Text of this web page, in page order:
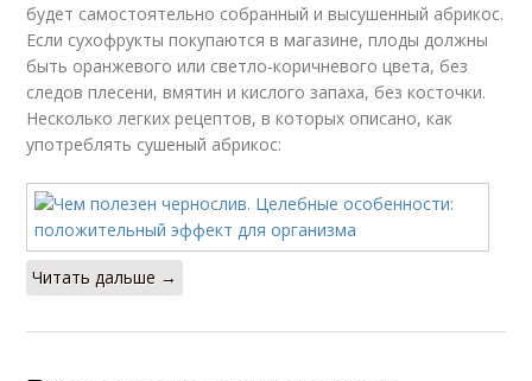
будет самостоятельно собранный и высушенный абрикос.
Если сухофрукты покупаются в магазине, плоды должны
быть оранжевого или светло-коричневого цвета, без
следов плесени, вмятин и кислого запаха, без косточки.
Несколько легких рецептов, в которых описано, как
употреблять сушеный абрикос:
Читать дальше →